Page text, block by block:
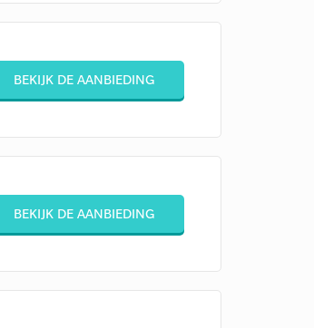
BEKIJK DE AANBIEDING
BEKIJK DE AANBIEDING